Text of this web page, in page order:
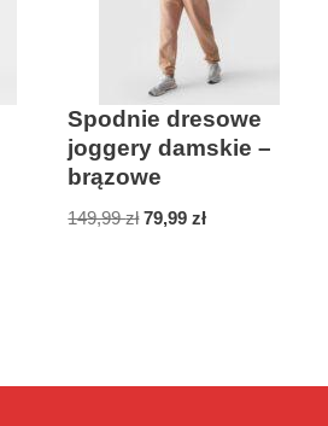
Spodnie dresowe
joggery damskie –
brązowe
149,99zł 79,99zł